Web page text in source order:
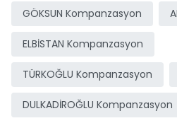
GÖKSUN Kompanzasyon
ELBİSTAN Kompanzasyon
TÜRKOĞLU Kompanzasyon
DULKADİROĞLU Kompanzasyon